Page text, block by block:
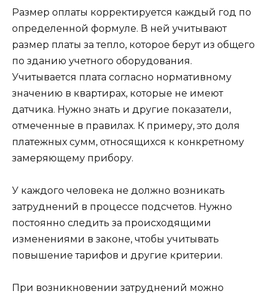
Размер оплаты корректируется каждый год по
определенной формуле. В ней учитывают
размер платы за тепло, которое берут из общего
по зданию учетного оборудования.
Учитывается плата согласно нормативному
значению в квартирах, которые не имеют
датчика. Нужно знать и другие показатели,
отмеченные в правилах. К примеру, это доля
платежных сумм, относящихся к конкретному
замеряющему прибору.
У каждого человека не должно возникать
затруднений в процессе подсчетов. Нужно
постоянно следить за происходящими
изменениями в законе, чтобы учитывать
повышение тарифов и другие критерии.
При возникновении затруднений можно